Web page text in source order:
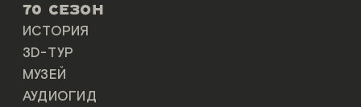
70 СЕЗОН
ИСТОРИЯ
3D-ТУР
МУЗЕЙ
АУДИОГИД